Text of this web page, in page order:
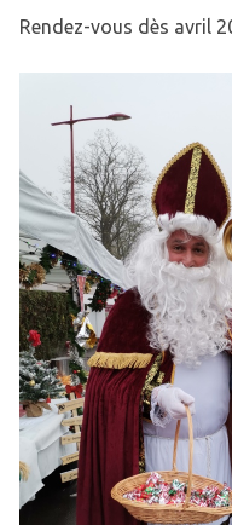
Rendez-vous dès avril